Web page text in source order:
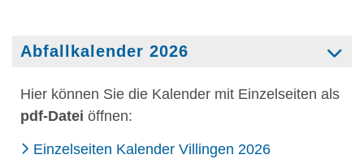
Abfallkalender 2026
Hier können Sie die Kalender mit Einzelseiten als
pdf-Datei öffnen:
Einzelseiten Kalender Villingen 2026